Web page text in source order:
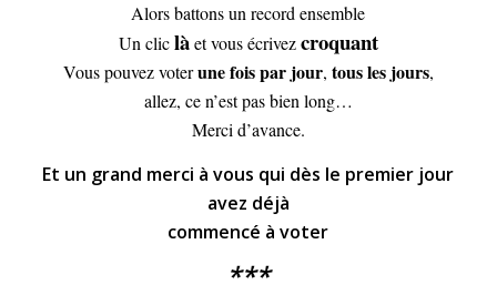
Alors battons un record ensemble
Un cliclàet vous écrivezcroquant
Vous pouvez voterune fois par jour, tous les jours,
allez, ce n’est pas bien long…
Merci d’avance.
Et un grand merci à vous qui dès le premier jour
avez déjà
commencé à voter
***